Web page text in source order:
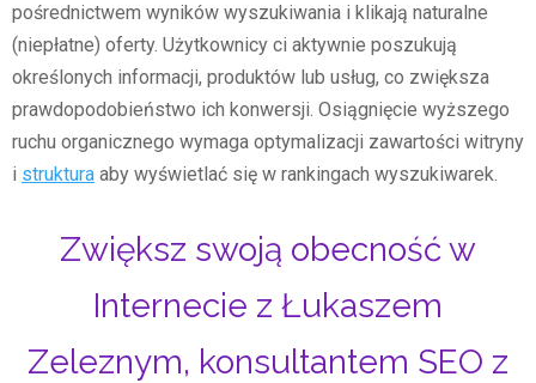
pośrednictwem wyników wyszukiwania i klikają naturalne
(niepłatne) oferty. Użytkownicy ci aktywnie poszukują
określonych informacji, produktów lub usług, co zwiększa
prawdopodobieństwo ich konwersji. Osiągnięcie wyższego
ruchu organicznego wymaga optymalizacji zawartości witryny
i struktura aby wyświetlać się w rankingach wyszukiwarek.
Zwiększ swoją obecność w
Internecie z Łukaszem
Zeleznym, konsultantem SEO z